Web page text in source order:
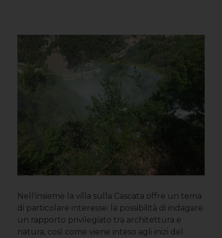
Nell'insieme la villa sulla Cascata offre un tema
di particolare interesse: la possibilità di indagare
un rapporto privilegiato tra architettura e
natura, così come viene inteso agli inizi del